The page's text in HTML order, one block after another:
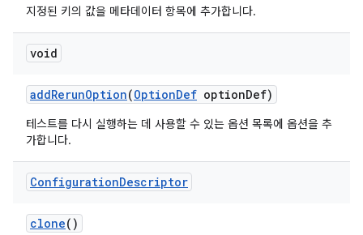
지정된 키의 값을 메타데이터 항목에 추가합니다.
void
addRerunOption(OptionDef optionDef)
테스트를 다시 실행하는 데 사용할 수 있는 옵션 목록에 옵션을 추
가합니다.
ConfigurationDescriptor
clone()